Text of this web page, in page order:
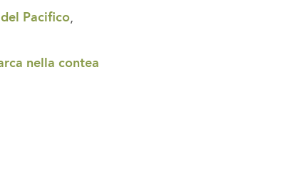
Pacifico,
nella contea